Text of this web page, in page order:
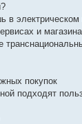
и
покупок
подходят